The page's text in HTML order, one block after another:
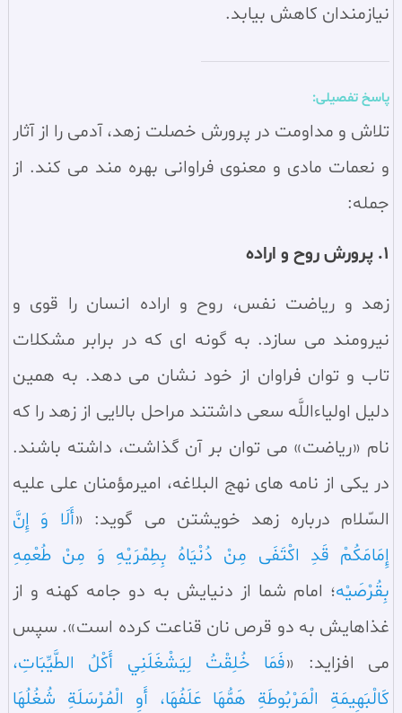
نيازمندان كاهش بيابد.
پاسخ تفصیلی:
تلاش و مداومت در پرورش خصلت زهد، آدمی را از آثار
و نعمات مادی و معنوی فراوانی بهره‌ مند می کند. از
جمله:
1. پرورش روح و اراده‏
زهد و رياضت نفس، روح و اراده انسان را قوى و
نيرومند مى سازد. به گونه اى كه در برابر مشكلات
تاب و توان فراوان از خود نشان مى دهد. به همين
دليل اولياءاللَّه سعى داشتند مراحل بالايى از زهد را كه
نام «رياضت» مى توان بر آن گذاشت، داشته باشند.
در يكى از نامه هاى نهج البلاغه، اميرمؤمنان على عليه
السّلام درباره زهد خویشتن می گوید: «أَلَا وَ إِنَّ
إِمَامَكُمْ قَدِ اكْتَفَى مِنْ دُنْيَاهُ بِطِمْرَيْهِ وَ مِنْ طُعْمِهِ
بِقُرْصَيْه؛ امام شما از دنيايش به دو جامه کهنه و از
غذاهايش به دو قرص نان قناعت کرده است»‏. سپس
مى افزايد: «فَمَا خُلِقْتُ لِيَشْغَلَنِي أَكْلُ الطَّيِّبَاتِ،
كَالْبَهِيمَةِ الْمَرْبُوطَةِ هَمُّهَا عَلَفُهَا، أَوِ الْمُرْسَلَةِ شُغُلُهَا